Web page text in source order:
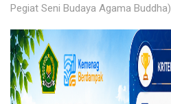
Pegiat Seni Budaya Agama Buddha)